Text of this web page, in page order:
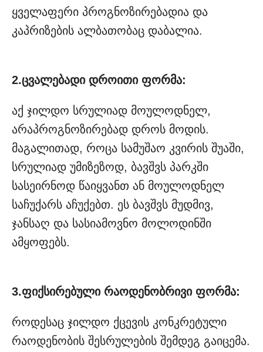
ყველაფერი პროგნოზირებადია და
კაპრიზების ალბათობაც დაბალია.
2.ცვალებადი დროითი ფორმა:
აქ ჯილდო სრულიად მოულოდნელ,
არაპროგნოზირებად დროს მოდის.
მაგალითად, როცა სამუშაო კვირის შუაში,
სრულიად უმიზეზოდ, ბავშვს პარკში
სასეირნოდ წაიყვანთ ან მოულოდნელ
საჩუქარს აჩუქებთ. ეს ბავშვს მუდმივ,
ჯანსაღ და სასიამოვნო მოლოდინში
ამყოფებს.
3.ფიქსირებული რაოდენობრივი ფორმა:
როდესაც ჯილდო ქცევის კონკრეტული
რაოდენობის შესრულების შემდეგ გაიცემა.